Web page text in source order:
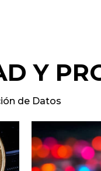
Y
de Datos